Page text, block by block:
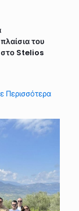
του
Stelios
Περισσότερα